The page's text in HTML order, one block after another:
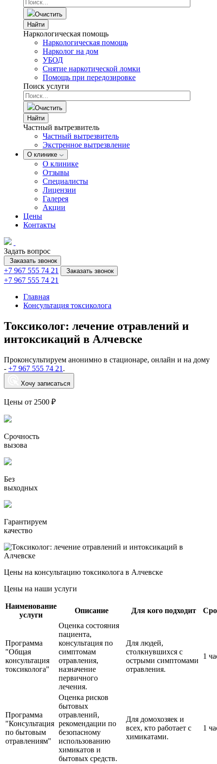
Очистить
Найти
Наркологическая помощь
Наркологическая помощь
Нарколог на дом
УБОД
Снятие наркотической ломки
Помощь при передозировке
Поиск услуги
Очистить
Найти
Частный вытрезвитель
Частный вытрезвитель
Экстренное вытрезвление
О клинике
О клинике
Отзывы
Специалисты
Лицензии
Галерея
Акции
Цены
Контакты
Задать вопрос
Заказать звонок
+7 967 555 74 21 Заказать звонок
+7 967 555 74 21
Главная
Консультация токсиколога
Токсиколог: лечение отравлений и
интоксикаций в Алчевске
Проконсультируем анонимно в стационаре, онлайн и на дому
- +7 967 555 74 21 .
Хочу записаться
Цены от 2500 ₽
Срочность
вызова
Без
выходных
Гарантируем
качество
Цены на консультацию токсиколога в Алчевске
Цены на наши услуги
Наименование
услуги
Описание Для кого подходит
Программа
"Общая
консультация
токсиколога"
Оценка состояния
пациента,
консультация по
симптомам
отравления,
назначение
первичного
лечения.
Для людей,
столкнувшихся с
острыми симптомами
отравления.
1
Программа
"Консультация
по бытовым
отравлениям"
Оценка рисков
бытовых
отравлений,
рекомендации по
безопасному
использованию
химикатов и
бытовых средств.
Для домохозяек и
всех, кто работает с
химикатами.
1